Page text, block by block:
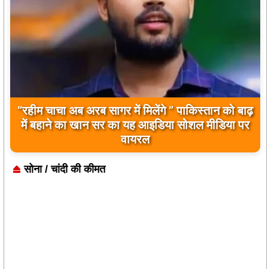
“रहीम चाचा अब अरब सागर में मिलेंगे ” पाकिस्तान को बाढ़
में बहाने का खान सर का यह आइडिया सोशल मीडिया पर
वायरल
सोना / चांदी की कीमत